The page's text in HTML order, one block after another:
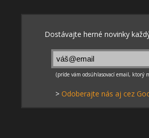
> Odoberajte nás aj cez